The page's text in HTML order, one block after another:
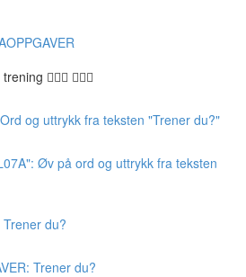
🚶🏼‍♀️ 🏋🏽‍♀️
og uttrykk fra teksten "Trener du?"
Øv på ord og uttrykk fra teksten
du?
Trener du?